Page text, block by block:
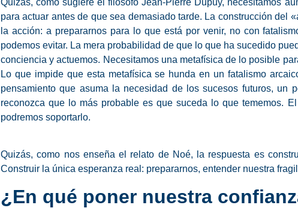
Quizás, como sugiere el filósofo Jean-Pierre Dupuy, necesitamos
para actuar antes de que sea demasiado tarde. La construcción
la acción: a prepararnos para lo que está por venir, no con
podemos evitar. La mera probabilidad de que lo que ha sucedido
conciencia y actuemos. Necesitamos una metafísica de lo posible
Lo que impide que esta metafísica se hunda en un fatalismo
pensamiento que asuma la necesidad de los sucesos futuros, un
reconozca que lo más probable es que suceda lo que tememos.
podremos soportarlo.
Quizás, como nos enseña el relato de Noé, la respuesta es
Construir la única esperanza real: prepararnos, entender nuestra
¿En qué poner nuestra